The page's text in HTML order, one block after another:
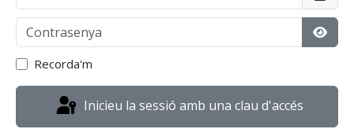
Contrasenya
Recorda'm
Inicieu la sessió amb una clau d'accés